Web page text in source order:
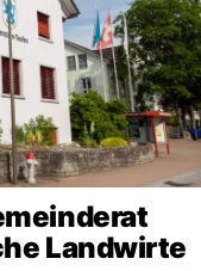
Landwirte